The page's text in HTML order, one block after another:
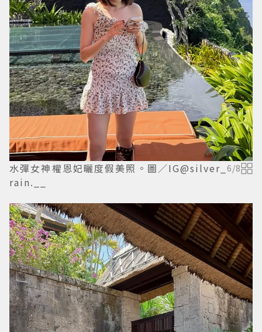
水彈女神權恩妃曬度假美照。圖／IG@silver_
rain.__
6/8